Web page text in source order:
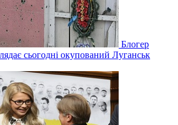
Блогер
сьогодні окупований Луганськ